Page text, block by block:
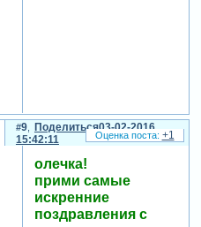
Поделиться
9
03-02-2016
15:42:11
олечка!
прими самые
искренние
поздравления с
+1